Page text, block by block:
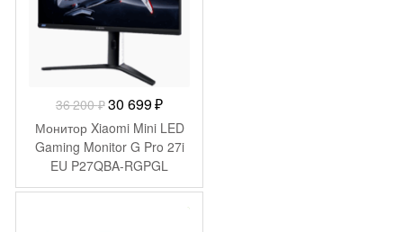
36 200₽Первоначальная
цена
составляла
36
200 ₽.
30 699₽Текущая
цена:
30
699 ₽.
Монитор Xiaomi Mini LED
Gaming Monitor G Pro 27i
EU P27QBA-RGPGL
(ELA5585EU)